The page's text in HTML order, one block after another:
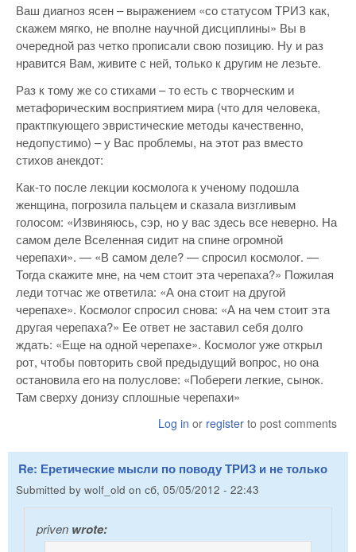
Ваш диагноз ясен – выражением «со статусом ТРИЗ как,
скажем мягко, не вполне научной дисциплины» Вы в
очередной раз четко прописали свою позицию. Ну и раз
нравится Вам, живите с ней, только к другим не лезьте.
Раз к тому же со стихами – то есть с творческим и
метафорическим восприятием мира (что для человека,
практпкующего эвристические методы качественно,
недопустимо) – у Вас проблемы, на этот раз вместо
стихов анекдот:
Как-то после лекции космолога к ученому подошла
женщина, погрозила пальцем и сказала визгливым
голосом: «Извиняюсь, сэр, но у вас здесь все неверно. На
самом деле Вселенная сидит на спине огромной
черепахи». — «В самом деле? — спросил космолог. —
Тогда скажите мне, на чем стоит эта черепаха?» Пожилая
леди тотчас же ответила: «А она cтоит на другой
черепахе». Космолог спросил снова: «А на чем стоит эта
другая черепаха?» Ее ответ не заставил себя долго
ждать: «Еще на одной черепахе». Космолог уже открыл
рот, чтобы повторить свой предыдущий вопрос, но она
остановила его на полуслове: «Побереги легкие, сынок.
Там сверху донизу сплошные черепахи»
Log in or register to post comments
Re: Еретические мысли по поводу ТРИЗ и не только
Submitted by wolf_old on сб, 05/05/2012 - 22:43
priven wrote: